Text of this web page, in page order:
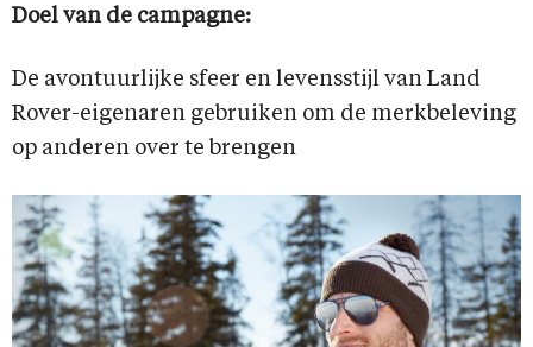
Doel van de campagne:
De avontuurlijke sfeer en levensstijl van Land
Rover-eigenaren gebruiken om de merkbeleving
op anderen over te brengen